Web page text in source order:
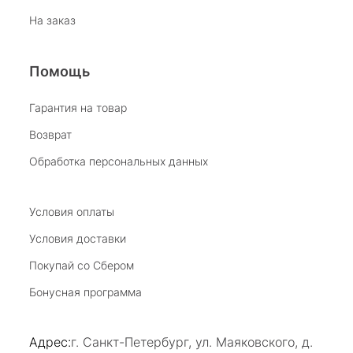
Отзыв Яндекс.Карты
Виктория Бузина
Благодарю за возможность получить
консультацию, за человеческое общение. Это
Отзыв Яндекс.Карты
Светлана Е.
прекрасный выбор интересных необычных
На заказ
Помощь
Гарантия на товар
Возврат
Обработка персональных данных
Условия оплаты
Условия доставки
Покупай со Сбером
Бонусная программа
Адрес:г. Санкт-Петербург, ул. Маяковского, д.